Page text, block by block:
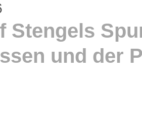
Stengels
und der